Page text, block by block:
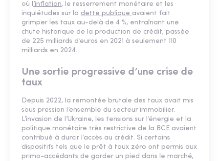
où l’inflation, le resserrement monétaire et les
inquiétudes sur la dette publique avaient fait
grimper les taux au-delà de 4 %, entraînant une
chute historique de la production de crédit, passée
de 225 milliards d’euros en 2021 à seulement 110
milliards en 2024.
Une sortie progressive d’une crise de
taux
Depuis 2022, la remontée brutale des taux avait mis
sous pression l’ensemble du secteur immobilier.
L’invasion de l’Ukraine, les tensions sur l’énergie et la
politique monétaire très restrictive de la BCE avaient
contribué à durcir l’accès au crédit. Si certains
dispositifs tels que le prêt à taux zéro ont permis aux
primo-accédants de garder un pied dans le marché,